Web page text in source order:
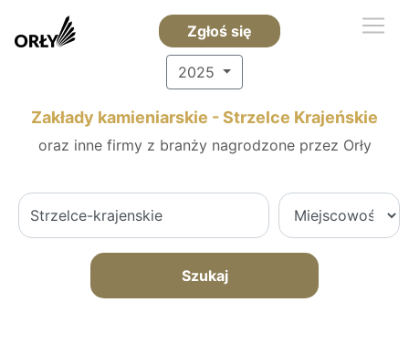
Zgłoś się
2025
Zakłady kamieniarskie - Strzelce Krajeńskie
oraz inne firmy z branży nagrodzone przez Orły
Szukaj